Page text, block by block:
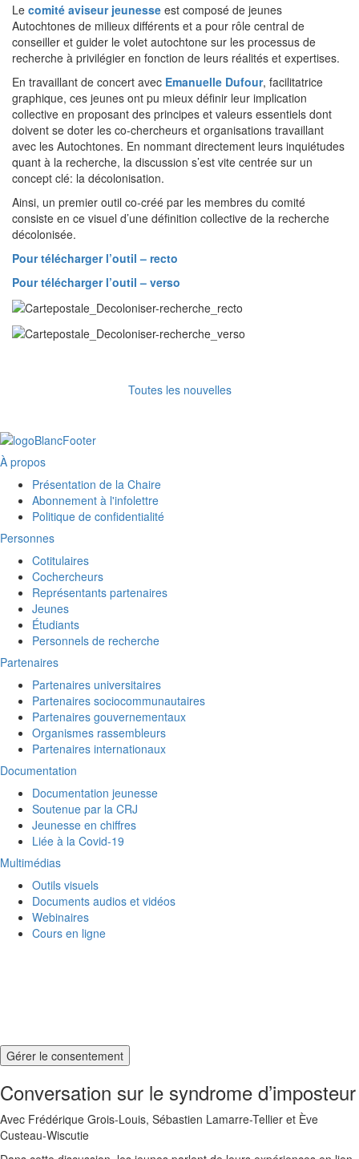
Le comité aviseur jeunesse est composé de jeunes
Autochtones de milieux différents et a pour rôle central de
conseiller et guider le volet autochtone sur les processus de
recherche à privilégier en fonction de leurs réalités et expertises.
En travaillant de concert avec Emanuelle Dufour, facilitatrice
graphique, ces jeunes ont pu mieux définir leur implication
collective en proposant des principes et valeurs essentiels dont
doivent se doter les co-chercheurs et organisations travaillant
avec les Autochtones. En nommant directement leurs inquiétudes
quant à la recherche, la discussion s’est vite centrée sur un
concept clé: la décolonisation.
Ainsi, un premier outil co-créé par les membres du comité
consiste en ce visuel d’une définition collective de la recherche
décolonisée.​
Pour télécharger l’outil – recto
Pour télécharger l’outil – verso
Toutes les nouvelles
À propos
Présentation de la Chaire
Abonnement à l'infolettre
Politique de confidentialité
Personnes
Cotitulaires
Cochercheurs
Représentants partenaires
Jeunes
Étudiants
Personnels de recherche
Partenaires
Partenaires universitaires
Partenaires sociocommunautaires
Partenaires gouvernementaux
Organismes rassembleurs
Partenaires internationaux
Documentation
Documentation jeunesse
Soutenue par la CRJ
Jeunesse en chiffres
Liée à la Covid-19
Multimédias
Outils visuels
Documents audios et vidéos
Webinaires
Cours en ligne
Gérer le consentement
Conversation sur le syndrome d’imposteur
Avec Frédérique Grois-Louis, Sébastien Lamarre-Tellier et Ève
Custeau-Wiscutie